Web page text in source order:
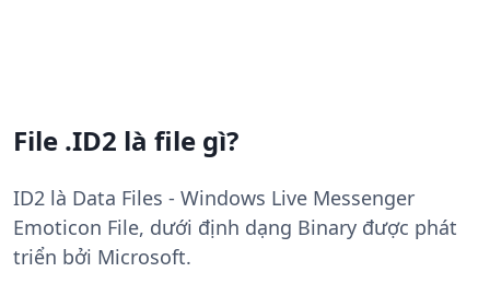
File .ID2 là file gì?
ID2 là Data Files - Windows Live Messenger
Emoticon File, dưới định dạng Binary được phát
triển bởi Microsoft.